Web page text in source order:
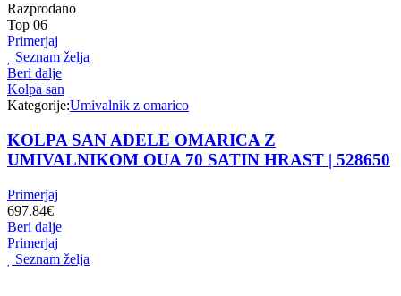
Razprodano
Top 06
Primerjaj
Seznam želja
Beri dalje
Kolpa san
Kategorije:Umivalnik z omarico
KOLPA SAN ADELE OMARICA Z
UMIVALNIKOM OUA 70 SATIN HRAST | 528650
Primerjaj
697.84€
Beri dalje
Primerjaj
Seznam želja